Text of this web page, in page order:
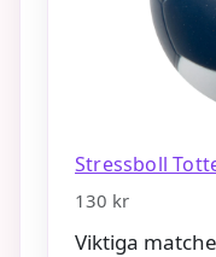
Stressboll
130 kr
Viktiga